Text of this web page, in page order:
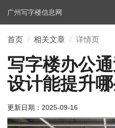
广州写字楼信息网
首页 相关文章 详情页
写字楼办公
设计能提升
更新日期： 2025-09-16